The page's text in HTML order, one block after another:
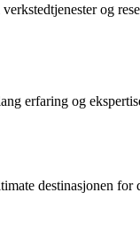
og
erfaring og
destinasjonen